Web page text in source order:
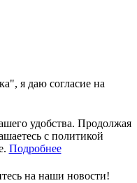
я даю согласие на
удобства. Продолжая
с политикой
Подробнее
на наши новости!